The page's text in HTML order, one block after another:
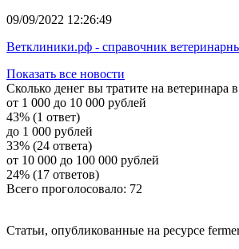
09/09/2022 12:26:49
Ветклиники.рф - справочник
Показать все новости
Сколько денег вы тратите на ветеринара
от 1 000 до 10 000 рублей
43% (1 ответ)
до 1 000 рублей
33% (24 ответа)
от 10 000 до 100 000 рублей
24% (17 ответов)
Всего проголосовало: 72
Статьи, опубликованные на ресурсе